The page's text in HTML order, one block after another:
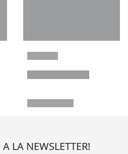
A LA NEWSLETTER!